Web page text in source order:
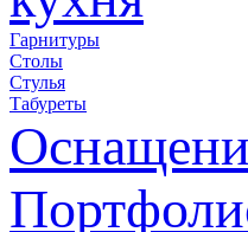
Гарнитуры
Столы
Стулья
Табуреты